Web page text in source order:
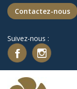
Contactez-nous
Suivez-nous :